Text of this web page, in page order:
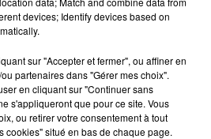
chinois, Nicolas Goddard a
entre les trois primates
mise en relation a été faite.
ils passent leur temps à
nés en captivité ne
impressionnés par l’afflux de
devices; Identify devices based on
sur "Accepter et fermer", ou affiner en
partenaires dans "Gérer mes choix".
en cliquant sur "Continuer sans
s'appliqueront que pour ce site. Vous
ou retirer votre consentement à tout
cookies" situé en bas de chaque page.